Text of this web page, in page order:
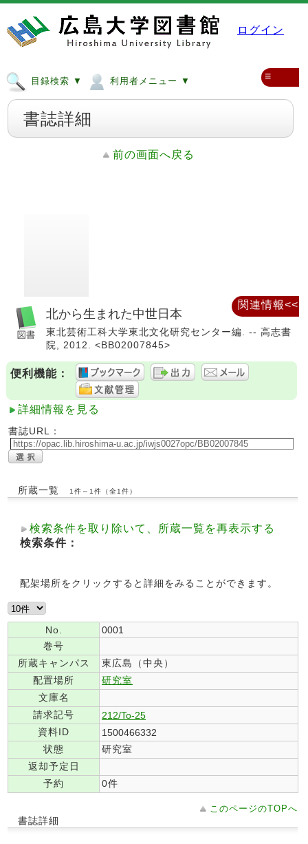
ログイン
目録検索 ▼ 利用者メニュー ▼ ≡
書誌詳細
前の画面へ戻る
北から生まれた中世日本
東北芸術工科大学東北文化研究センター編. -- 高志書
院, 2012. <BB02007845>
便利機能：
詳細情報を見る
書誌URL：
所蔵一覧 1件～1件（全1件）
検索条件を取り除いて、所蔵一覧を再表示する
検索条件：
配架場所をクリックすると詳細をみることができます。
No.
0001
巻号
所蔵キャンパス
東広島（中央）
配置場所
研究室
文庫名
請求記号
212/To-25
資料ID
1500466332
状態
研究室
返却予定日
予約
0件
このページのTOPへ
書誌詳細
関連情報<<